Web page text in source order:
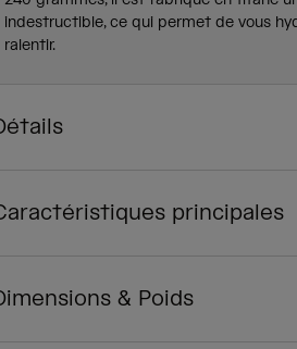
indestructible, ce qui permet de vous
ralentir.
principales
& Poids